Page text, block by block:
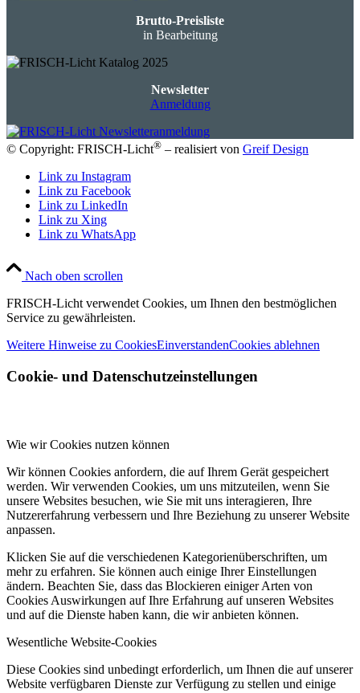
Brutto-Preisliste
in Bearbeitung
Newsletter
Anmeldung
© Copyright: FRISCH-Licht® – realisiert von Greif Design
Link zu Instagram
Link zu Facebook
Link zu LinkedIn
Link zu Xing
Link zu WhatsApp
Nach oben scrollen
FRISCH-Licht verwendet Cookies, um Ihnen den bestmöglichen
Service zu gewährleisten.
Weitere Hinweise zu CookiesEinverstandenCookies ablehnen
Cookie- und Datenschutzeinstellungen
Wie wir Cookies nutzen können
Wir können Cookies anfordern, die auf Ihrem Gerät gespeichert
werden. Wir verwenden Cookies, um uns mitzuteilen, wenn Sie
unsere Websites besuchen, wie Sie mit uns interagieren, Ihre
Nutzererfahrung verbessern und Ihre Beziehung zu unserer Website
anpassen.
Klicken Sie auf die verschiedenen Kategorienüberschriften, um
mehr zu erfahren. Sie können auch einige Ihrer Einstellungen
ändern. Beachten Sie, dass das Blockieren einiger Arten von
Cookies Auswirkungen auf Ihre Erfahrung auf unseren Websites
und auf die Dienste haben kann, die wir anbieten können.
Wesentliche Website-Cookies
Diese Cookies sind unbedingt erforderlich, um Ihnen die auf unserer
Website verfügbaren Dienste zur Verfügung zu stellen und einige